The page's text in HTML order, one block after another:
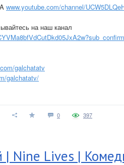
www.youtube.com/channel/
на наш канал
galchatatv
galchatatv/
0 397
| Nine Lives |